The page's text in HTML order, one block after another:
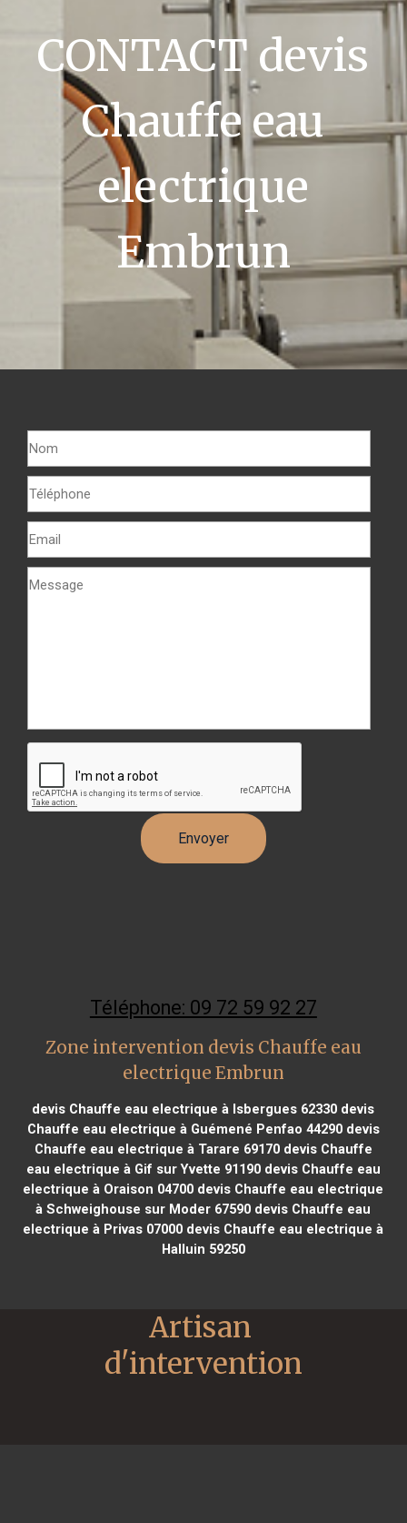
CONTACT devis
Chauffe eau
electrique
Embrun
Téléphone: 09 72 59 92 27
Zone intervention devis Chauffe eau
electrique Embrun
devis Chauffe eau electrique à Isbergues 62330 devis
Chauffe eau electrique à Guémené Penfao 44290devis
Chauffe eau electrique à Tarare 69170devis Chauffe
eau electrique à Gif sur Yvette 91190devis Chauffe eau
electrique à Oraison 04700 devis Chauffe eau electrique
à Schweighouse sur Moder 67590 devis Chauffe eau
electrique à Privas 07000 devis Chauffe eau electrique à
Halluin 59250
Artisan
d'intervention